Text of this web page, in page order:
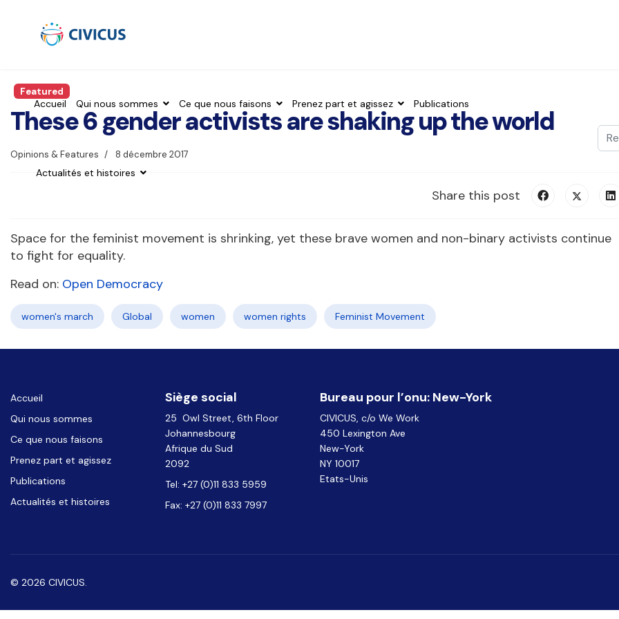
Accueil Qui nous sommes Ce que nous faisons Prenez part et agissez Publications
Actualités et histoires
Featured
These 6 gender activists are shaking up the world
Opinions & Features 8 décembre 2017
Share this post
Space for the feminist movement is shrinking, yet these brave women and non-binary activists continue
to fight for equality.
Read on: Open Democracy
women's march Global women women rights Feminist Movement
Accueil
Qui nous sommes
Ce que nous faisons
Prenez part et agissez
Publications
Actualités et histoires
Siège social
25 Owl Street, 6th Floor
Johannesbourg
Afrique du Sud
2092
Tel: +27 (0)11 833 5959
Fax: +27 (0)11 833 7997
Bureau pour l’onu: New-York
CIVICUS, c/o We Work
450 Lexington Ave
New-York
NY 10017
Etats-Unis
© 2026 CIVICUS.